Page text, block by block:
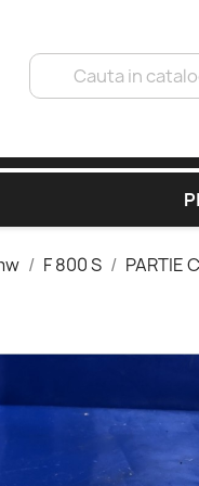
F 800 S PARTIE